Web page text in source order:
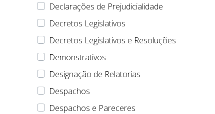
Declarações de Prejudicialidade
Decretos Legislativos
Decretos Legislativos e Resoluções
Demonstrativos
Designação de Relatorias
Despachos
Despachos e Pareceres